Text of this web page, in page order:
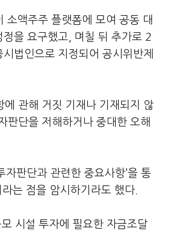
액주주 플랫폼에 모여 공동 대
을 요구했고, 며칠 뒤 추가로 2
법인으로 지정되어 공시위반제
관해 거짓 기재나 기재되지 않
단을 저해하거나 중대한 오해
판단과 관련한 중요사항’을 통
는 점을 암시하기라도 했다.
시설 투자에 필요한 자금조달